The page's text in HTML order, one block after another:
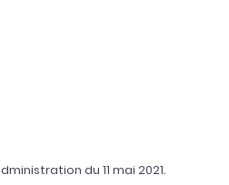
du 11 mai 2021.